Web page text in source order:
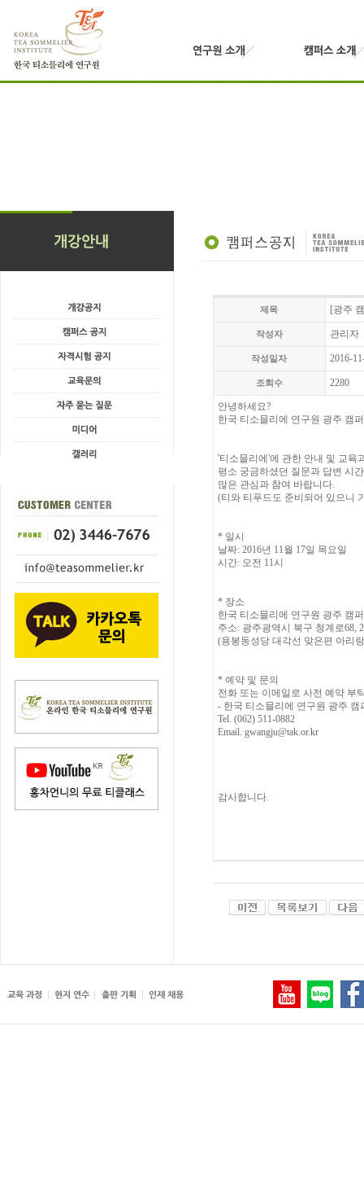
제목 [광주
작성자 관리자
작성일자 2016-
조회수 2280
안녕하세요?
한국 티소믈리에 연구원 광주 캠
'티소믈리에'에 관한 안내 및 교육
평소 궁금하셨던 질문과 답변 시
많은 관심과 참여 바랍니다.
(티와 티푸드도 준비되어 있으니
* 일시
날짜: 2016년 11월 17일 목요일
시간: 오전 11시
* 장소
한국 티소믈리에 연구원 광주 캠
주소: 광주광역시 북구 청계로68,
(용봉동성당 대각선 맞은편 아리
* 예약 및 문의
전화 또는 이메일로 사전 예약 부
- 한국 티소믈리에 연구원 광주 캠
Tel. (062) 511-0882
Email. gwangju@tak.or.kr
감사합니다.